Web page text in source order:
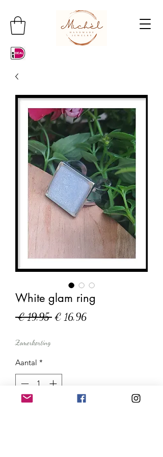
White glam ring
€ 19,95 Normale
€ 16,96Verkoopprijs
Zomerkorting
Aantal *